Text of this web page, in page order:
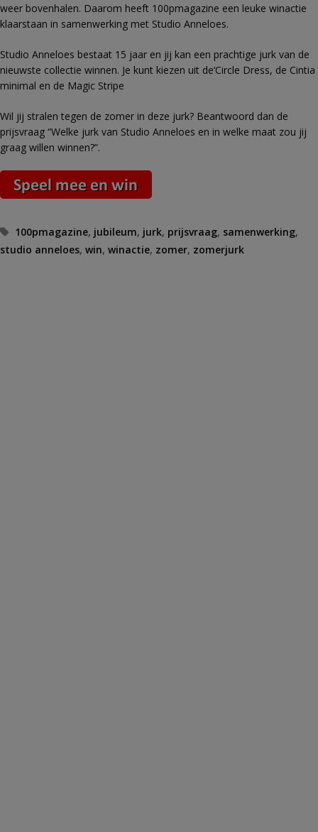
weer bovenhalen. Daarom heeft 100pmagazine een leuke winactie
klaarstaan in samenwerking met Studio Anneloes.
Studio Anneloes bestaat 15 jaar en jij kan een prachtige jurk van de
nieuwste collectie winnen. Je kunt kiezen uit de‘Circle Dress, de Cintia
minimal en de Magic Stripe
Wil jij stralen tegen de zomer in deze jurk? Beantwoord dan de
prijsvraag “Welke jurk van Studio Anneloes en in welke maat zou jij
graag willen winnen?”.
Tags
100pmagazine, jubileum, jurk, prijsvraag, samenwerking,
studio anneloes, win, winactie, zomer, zomerjurk